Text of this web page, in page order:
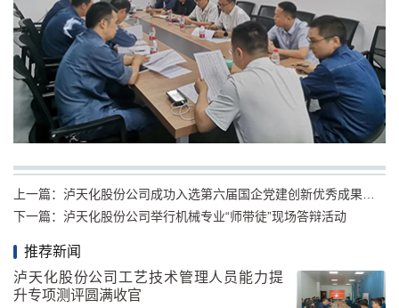
上一篇： 泸天化股份公司成功入选第六届国企党建创新优秀成果（案例）
下一篇： 泸天化股份公司举行机械专业“师带徒”现场答辩活动
推荐新闻
泸天化股份公司工艺技术管理人员能力提
升专项测评圆满收官